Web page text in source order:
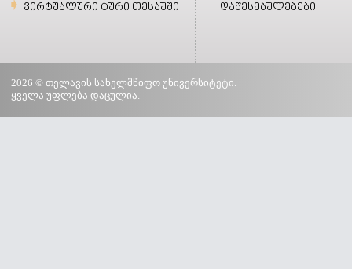
ვირტუალური ტური თესაუში
დაწესებულებები
2026 © თელავის სახელმწიფო უნივერსიტეტი.
ყველა უფლება დაცულია.